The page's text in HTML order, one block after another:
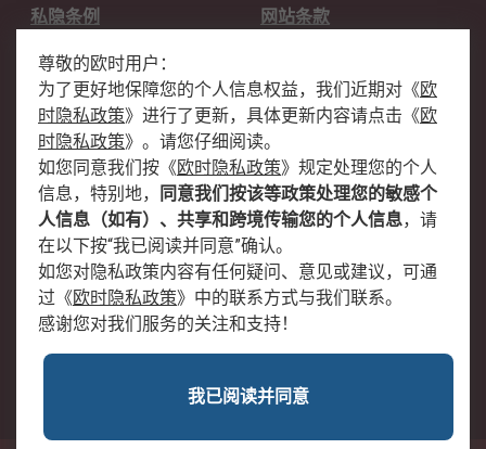
私隐条例
网站条款
关于欧时
欧时销售条款
账户和付款
企业集团
全球办事处
关于我们
新闻中心
加入我们
沪公网安备 31011502009054号
尊敬的欧时用户：
为了更好地保障您的个人信息权益，我们近期对 《欧
时隐私政策》 进行了更新，具体更新内容请点击 《欧
时隐私政策》 。请您仔细阅读。
如您同意我们按 《欧时隐私政策》 规定处理您的个人
信息，特别地，
同意我们按该等政策处理您的敏感个
人信息（如有）、共享和跨境传输您的个人信息，请
在以下按“我已阅读并同意”确认。
如您对隐私政策内容有任何疑问、意见或建议，可通
过 《欧时隐私政策》 中的联系方式与我们联系。
感谢您对我们服务的关注和支持！
我已阅读并同意